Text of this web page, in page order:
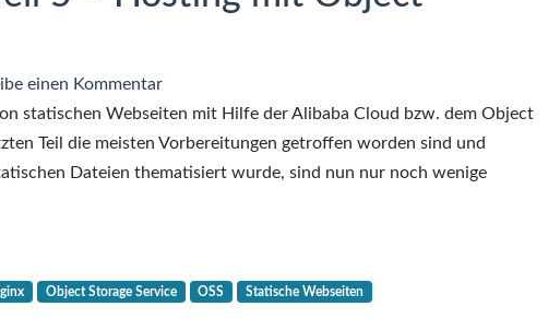
einen Kommentarzu
Cloud-
Geschichten
–
Hosting
statischen Webseiten mit Hilfe der Alibaba Cloud bzw. dem Object
Teil die meisten Vorbereitungen getroffen worden sind und
Dateien thematisiert wurde, sind nun nur noch wenige
Object Storage Service OSS Statische Webseiten